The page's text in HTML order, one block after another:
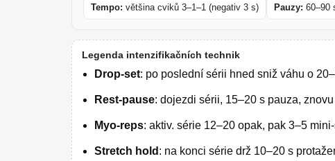
Tempo: většina cviků 3–1–1 (negativ 3 s) Pauzy: 60–90
Legenda intenzifikačních technik
Drop-set: po poslední sérii hned sniž váhu o
Rest-pause: dojezdi sérii, 15–20 s pauza,
Myo-reps: aktiv. série 12–20 opak, pak 3–5
Stretch hold : na konci série drž 10–20 s